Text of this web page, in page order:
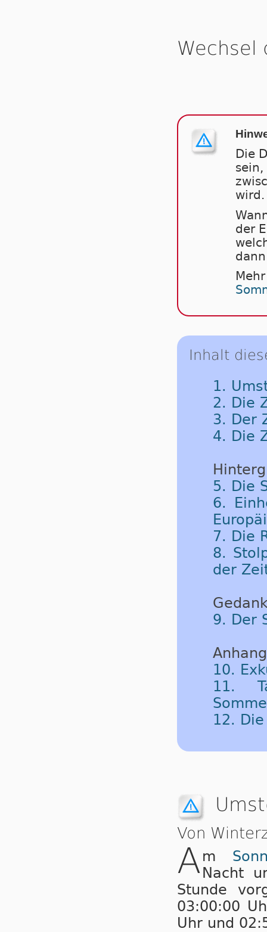
Wechsel
Die
sein,
wird.
der
Inhalt
1.
2. Die
3. Der
4. Die
5. Die
6.
7. Die
8.
der
9. Der
Anhang
10.
11.
12.
Von
Am
Nacht
Stunde
03:00:00
Uhr und